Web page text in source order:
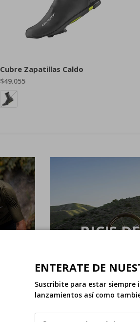
Cubre Zapatillas Caldo
$49.055
BICIS
ENTERATE DE
Suscribite para estar
lanzamientos así como